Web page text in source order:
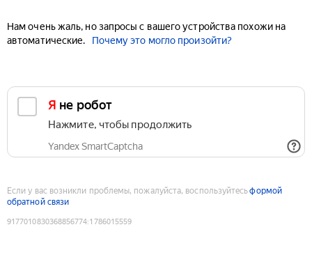
Нам очень жаль, но запросы с вашего устройства похожи на
автоматические.
Почему это могло произойти?
Я не робот
Нажмите, чтобы продолжить
Yandex SmartCaptcha
Если у вас возникли проблемы, пожалуйста, воспользуйтесьформой
обратной связи
9177010830368856774:1786015559